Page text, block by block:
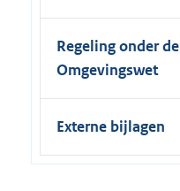
Regeling onder de
Omgevingswet
Externe bijlagen